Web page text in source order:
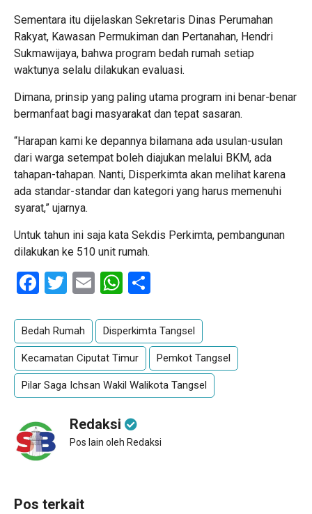
Sementara itu dijelaskan Sekretaris Dinas Perumahan
Rakyat, Kawasan Permukiman dan Pertanahan, Hendri
Sukmawijaya, bahwa program bedah rumah setiap
waktunya selalu dilakukan evaluasi.
Dimana, prinsip yang paling utama program ini benar-benar
bermanfaat bagi masyarakat dan tepat sasaran.
“Harapan kami ke depannya bilamana ada usulan-usulan
dari warga setempat boleh diajukan melalui BKM, ada
tahapan-tahapan. Nanti, Disperkimta akan melihat karena
ada standar-standar dan kategori yang harus memenuhi
syarat,” ujarnya.
Untuk tahun ini saja kata Sekdis Perkimta, pembangunan
dilakukan ke 510 unit rumah.
Facebook
Twitter
EmailWhatsApp
Bedah Rumah Disperkimta Tangsel
Kecamatan Ciputat Timur Pemkot Tangsel
Pilar Saga Ichsan Wakil Walikota Tangsel
Redaksi
Pos lain oleh Redaksi
Pos terkait